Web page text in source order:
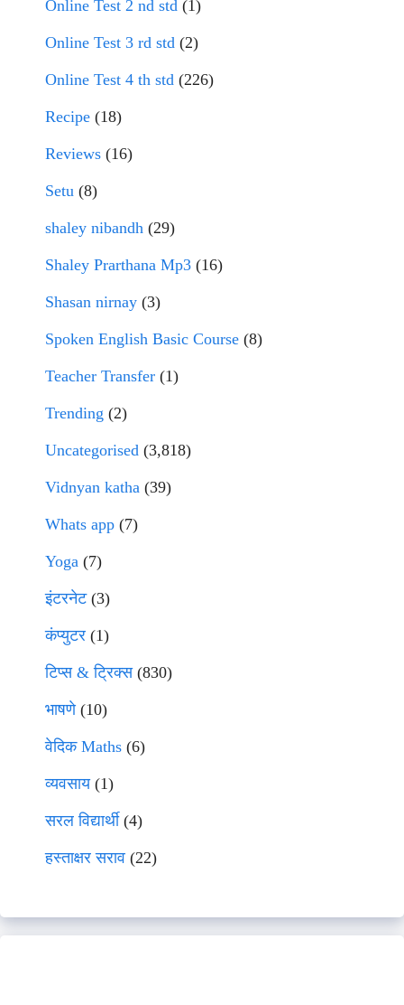
Online Test 2 nd std (1)
Online Test 3 rd std (2)
Online Test 4 th std (226)
Recipe (18)
Reviews (16)
Setu (8)
shaley nibandh (29)
Shaley Prarthana Mp3 (16)
Shasan nirnay (3)
Spoken English Basic Course (8)
Teacher Transfer (1)
Trending (2)
Uncategorised (3,818)
Vidnyan katha (39)
Whats app (7)
Yoga (7)
इंटरनेट(3)
कंप्युटर (1)
टिप्स & ट्रिक्स(830)
भाषणे(10)
वेदिक Maths (6)
व्यवसाय(1)
सरल विद्यार्थी(4)
हस्ताक्षर सराव (22)